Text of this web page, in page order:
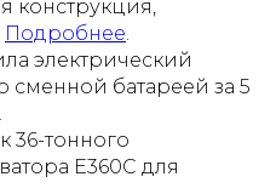
конструкция,
Подробнее.
электрический
сменной батареей за 5
.
36-тонного
Е360С для